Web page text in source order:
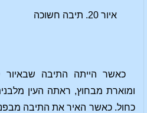
איור 20. תיבה חשוכה
ומוארת מבחוץ, ראתה העין